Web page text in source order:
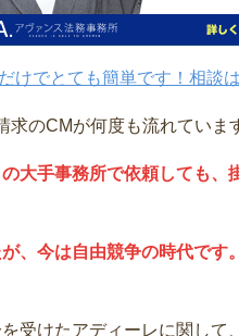
けでとても簡単です！相談
のCMが何度も流れていま
大手事務所で依頼しても、
、今は自由競争の時代です
受けたアディーレに関して